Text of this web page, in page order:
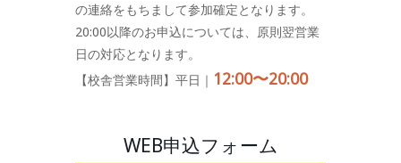
の連絡をもちまして参加確定となります。
20:00以降のお申込については、原則翌営業
日の対応となります。
【校舎営業時間】平日｜ 12:00〜20:00
WEB申込フォーム